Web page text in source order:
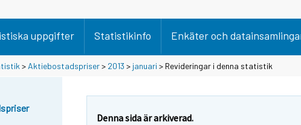
uppgifter Statistikinfo Enkäter och
> Aktiebostadspriser> 2013 > januari > Revideringar i denna statistik
Denna sida är arkiverad.